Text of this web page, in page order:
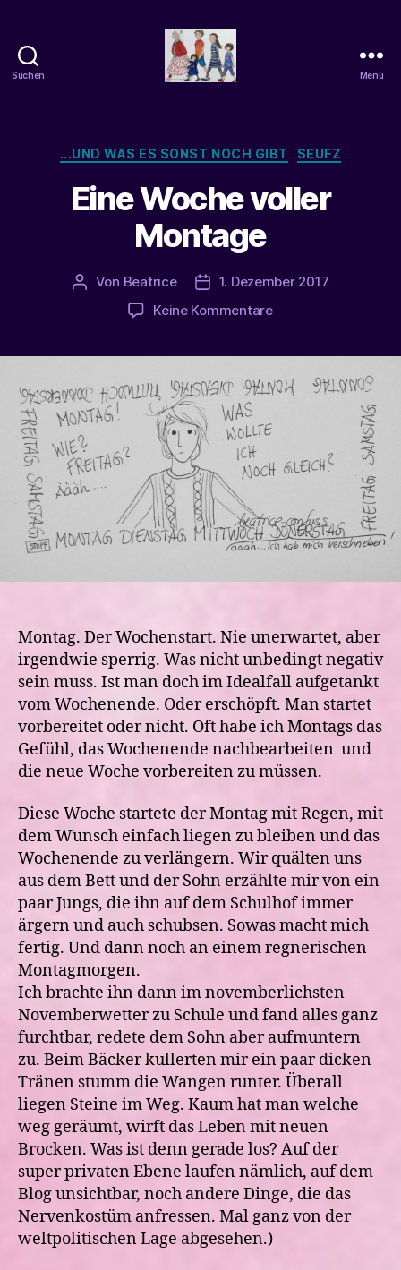
Suchen Menü
Kategorien
...UND WAS ES SONST NOCH GIBT SEUFZ
Eine Woche voller
Montage
Beitragsautor
Von Beatrice Veröffentlichungsdatum
1. Dezember 2017
Keine Kommentarezu
Montage
Montag. Der Wochenstart. Nie unerwartet, aber
irgendwie sperrig. Was nicht unbedingt negativ
sein muss. Ist man doch im Idealfall aufgetankt
vom Wochenende. Oder erschöpft. Man startet
vorbereitet oder nicht. Oft habe ich Montags das
Gefühl, das Wochenende nachbearbeiten und
die neue Woche vorbereiten zu müssen.
Diese Woche startete der Montag mit Regen, mit
dem Wunsch einfach liegen zu bleiben und das
Wochenende zu verlängern. Wir quälten uns
aus dem Bett und der Sohn erzählte mir von ein
paar Jungs, die ihn auf dem Schulhof immer
ärgern und auch schubsen. Sowas macht mich
fertig. Und dann noch an einem regnerischen
Montagmorgen.
Ich brachte ihn dann im novemberlichsten
Novemberwetter zu Schule und fand alles ganz
furchtbar, redete dem Sohn aber aufmuntern
zu. Beim Bäcker kullerten mir ein paar dicken
Tränen stumm die Wangen runter. Überall
liegen Steine im Weg. Kaum hat man welche
weg geräumt, wirft das Leben mit neuen
Brocken. Was ist denn gerade los? Auf der
super privaten Ebene laufen nämlich, auf dem
Blog unsichtbar, noch andere Dinge, die das
Nervenkostüm anfressen. Mal ganz von der
weltpolitischen Lage abgesehen.)